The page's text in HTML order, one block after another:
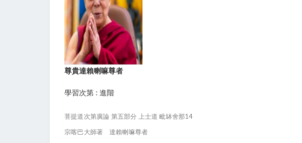
尊貴達賴喇嘛尊者
學習次第 : 進階
菩提道次第廣論 第五部分 上士道 毗缽舍那14
宗喀巴大師著 達賴喇嘛尊者